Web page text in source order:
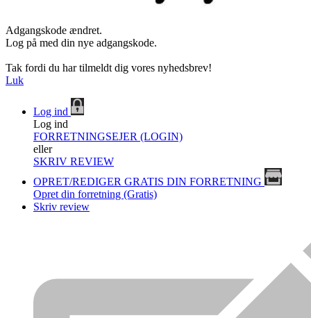
Adgangskode ændret.
Log på med din nye adgangskode.
Tak fordi du har tilmeldt dig vores nyhedsbrev!
Luk
Log ind
Log ind
FORRETNINGSEJER (LOGIN)
eller
SKRIV REVIEW
OPRET/REDIGER GRATIS DIN FORRETNING
Opret din forretning (Gratis)
Skriv review